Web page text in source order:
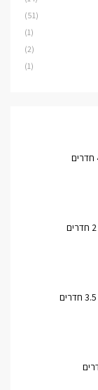
(51)
(1)
(2)
(1)